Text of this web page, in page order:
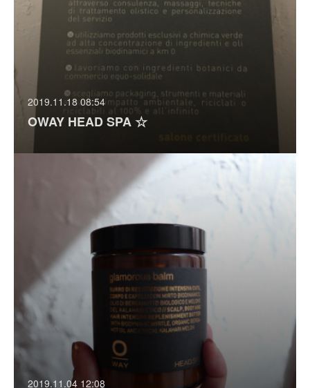
2019.11.18 08:54
OWAY HEAD SPA ☆
2019.11.04 12:08